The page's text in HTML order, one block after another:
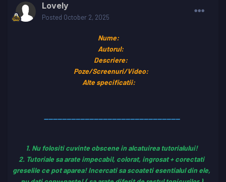
Lovely
Posted October 2, 2025
Nume:
Autorul:
Descriere:
Poze/Screenuri/Video:
Alte specificatii:
------------------------------------------------------------
1. Nu folositi cuvinte obscene in alcatuirea tutorialului!
2. Tutoriale sa arate impecabil, colorat, ingrosat + corectati
greselile ce pot aparea! Incercati sa scoateti esentialul din ele,